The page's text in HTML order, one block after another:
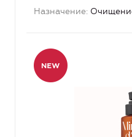
Назначение